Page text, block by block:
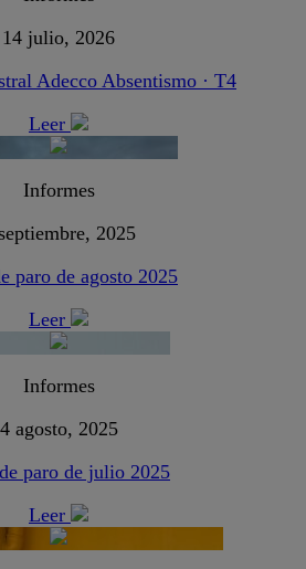
14 julio, 2026
Adecco Absentismo · T4
Leer
Informes
2025
paro de agosto 2025
Leer
Informes
4 agosto, 2025
paro de julio 2025
Leer